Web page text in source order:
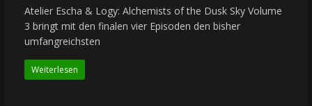
Atelier Escha & Logy: Alchemists of the Dusk Sky Volume
3 bringt mit den finalen vier Episoden den bisher
umfangreichsten
Weiterlesen